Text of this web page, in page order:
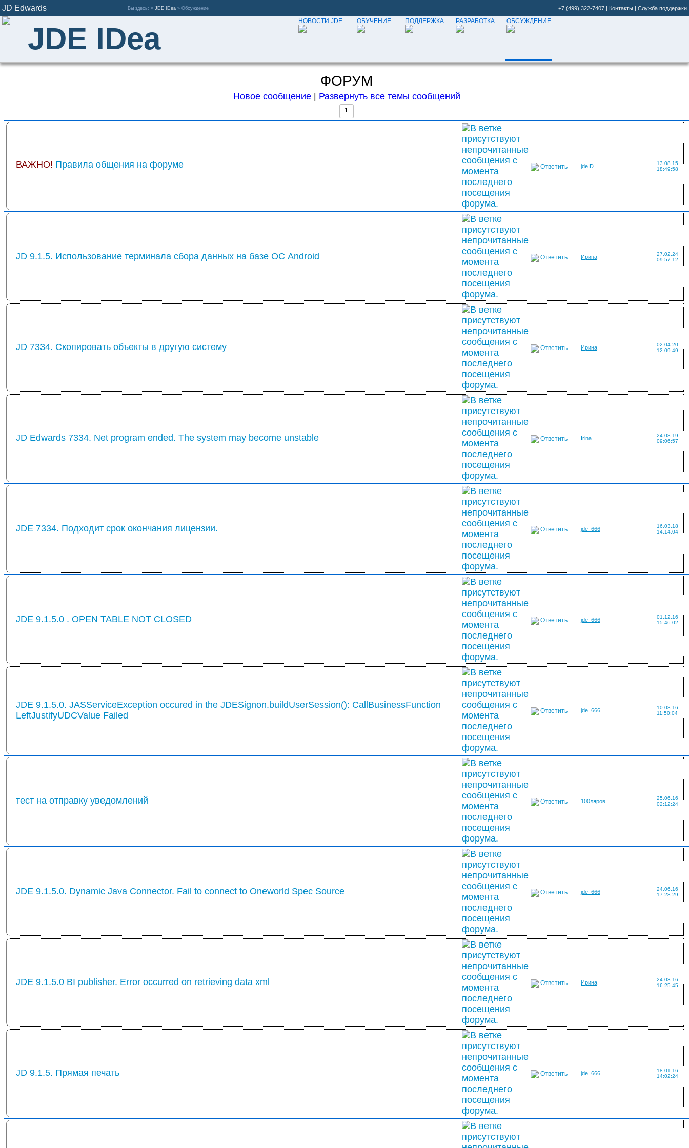
JD Edwards Вы здесь: » JDE IDea » Обсуждение +7 (499) 322-7407 | Контакты | Служба поддержки
JDE IDea
НОВОСТИ JDE ОБУЧЕНИЕ ПОДДЕРЖКА РАЗРАБОТКА ОБСУЖДЕНИЕ
ФОРУМ
Новое сообщение| Развернуть все темы сообщений
1
ВАЖНО! Правила общения на форуме Ответить jdeID
13.08.15
18:49:58
JD 9.1.5. Использование терминала сбора данных на базе ОС Android Ответить Ирина
27.02.24
09:57:12
JD 7334. Скопировать объекты в другую систему Ответить Ирина
02.04.20
12:09:49
JD Edwards 7334. Net program ended. The system may become unstable Ответить Irina
24.08.19
09:06:57
JDE 7334. Подходит срок окончания лицензии. Ответить jde_666
16.03.18
14:14:04
JDE 9.1.5.0 . OPEN TABLE NOT CLOSED Ответить jde_666
01.12.16
15:46:02
JDE 9.1.5.0. JASServiceException occured in the JDESignon.buildUserSession(): CallBusinessFunction
LeftJustifyUDCValue Failed
Ответить jde_666
10.08.16
11:50:04
тест на отправку уведомлений Ответить 100ляров
25.06.16
02:12:24
JDE 9.1.5.0. Dynamic Java Connector. Fail to connect to Oneworld Spec Source Ответить jde_666
24.06.16
17:28:29
JDE 9.1.5.0 BI publisher. Error occurred on retrieving data xml Ответить Ирина
24.03.16
16:25:45
JD 9.1.5. Прямая печать Ответить jde_666
18.01.16
14:02:24